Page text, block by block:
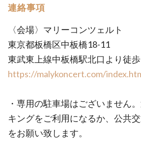
連絡事項
〈会場〉マリーコンツェルト
東京都板橋区中板橋18-11
東武東上線中板橋駅北口より徒
https://malykoncert.com/
・専用の駐車場はございません
キングをご利用になるか、公共
をお願い致します。